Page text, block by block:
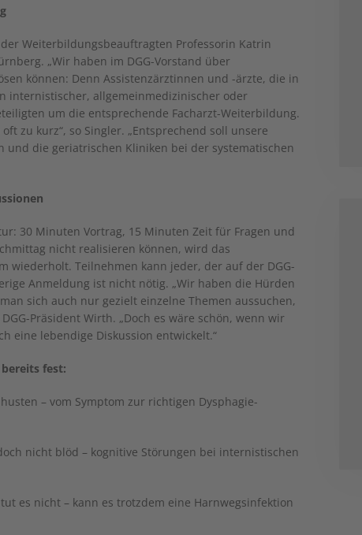
Weiterbildungsbeauftragten Professorin Katrin
„Wir haben im DGG-Vorstand über
können: Denn Assistenzärztinnen und -ärzte, die in
internistischer, allgemeinmedizinischer oder
um die entsprechende Facharzt-Weiterbildung.
zu kurz“, so Singler. „Entsprechend soll unsere
und die geriatrischen Kliniken bei der systematischen
30 Minuten Vortrag, 15 Minuten Zeit für Fragen und
nicht realisieren können, wird das
wiederholt. Teilnehmen kann jeder, der auf der DGG-
Anmeldung ist nicht nötig. „Wir haben die Hürden
sich auch nur gezielt einzelne Themen aussuchen,
Präsident Wirth. „Doch es wäre schön, wenn wir
eine lebendige Diskussion entwickelt.“
fest:
– vom Symptom zur richtigen Dysphagie-
nicht blöd – kognitive Störungen bei internistischen
nicht – kann es trotzdem eine Harnwegsinfektion